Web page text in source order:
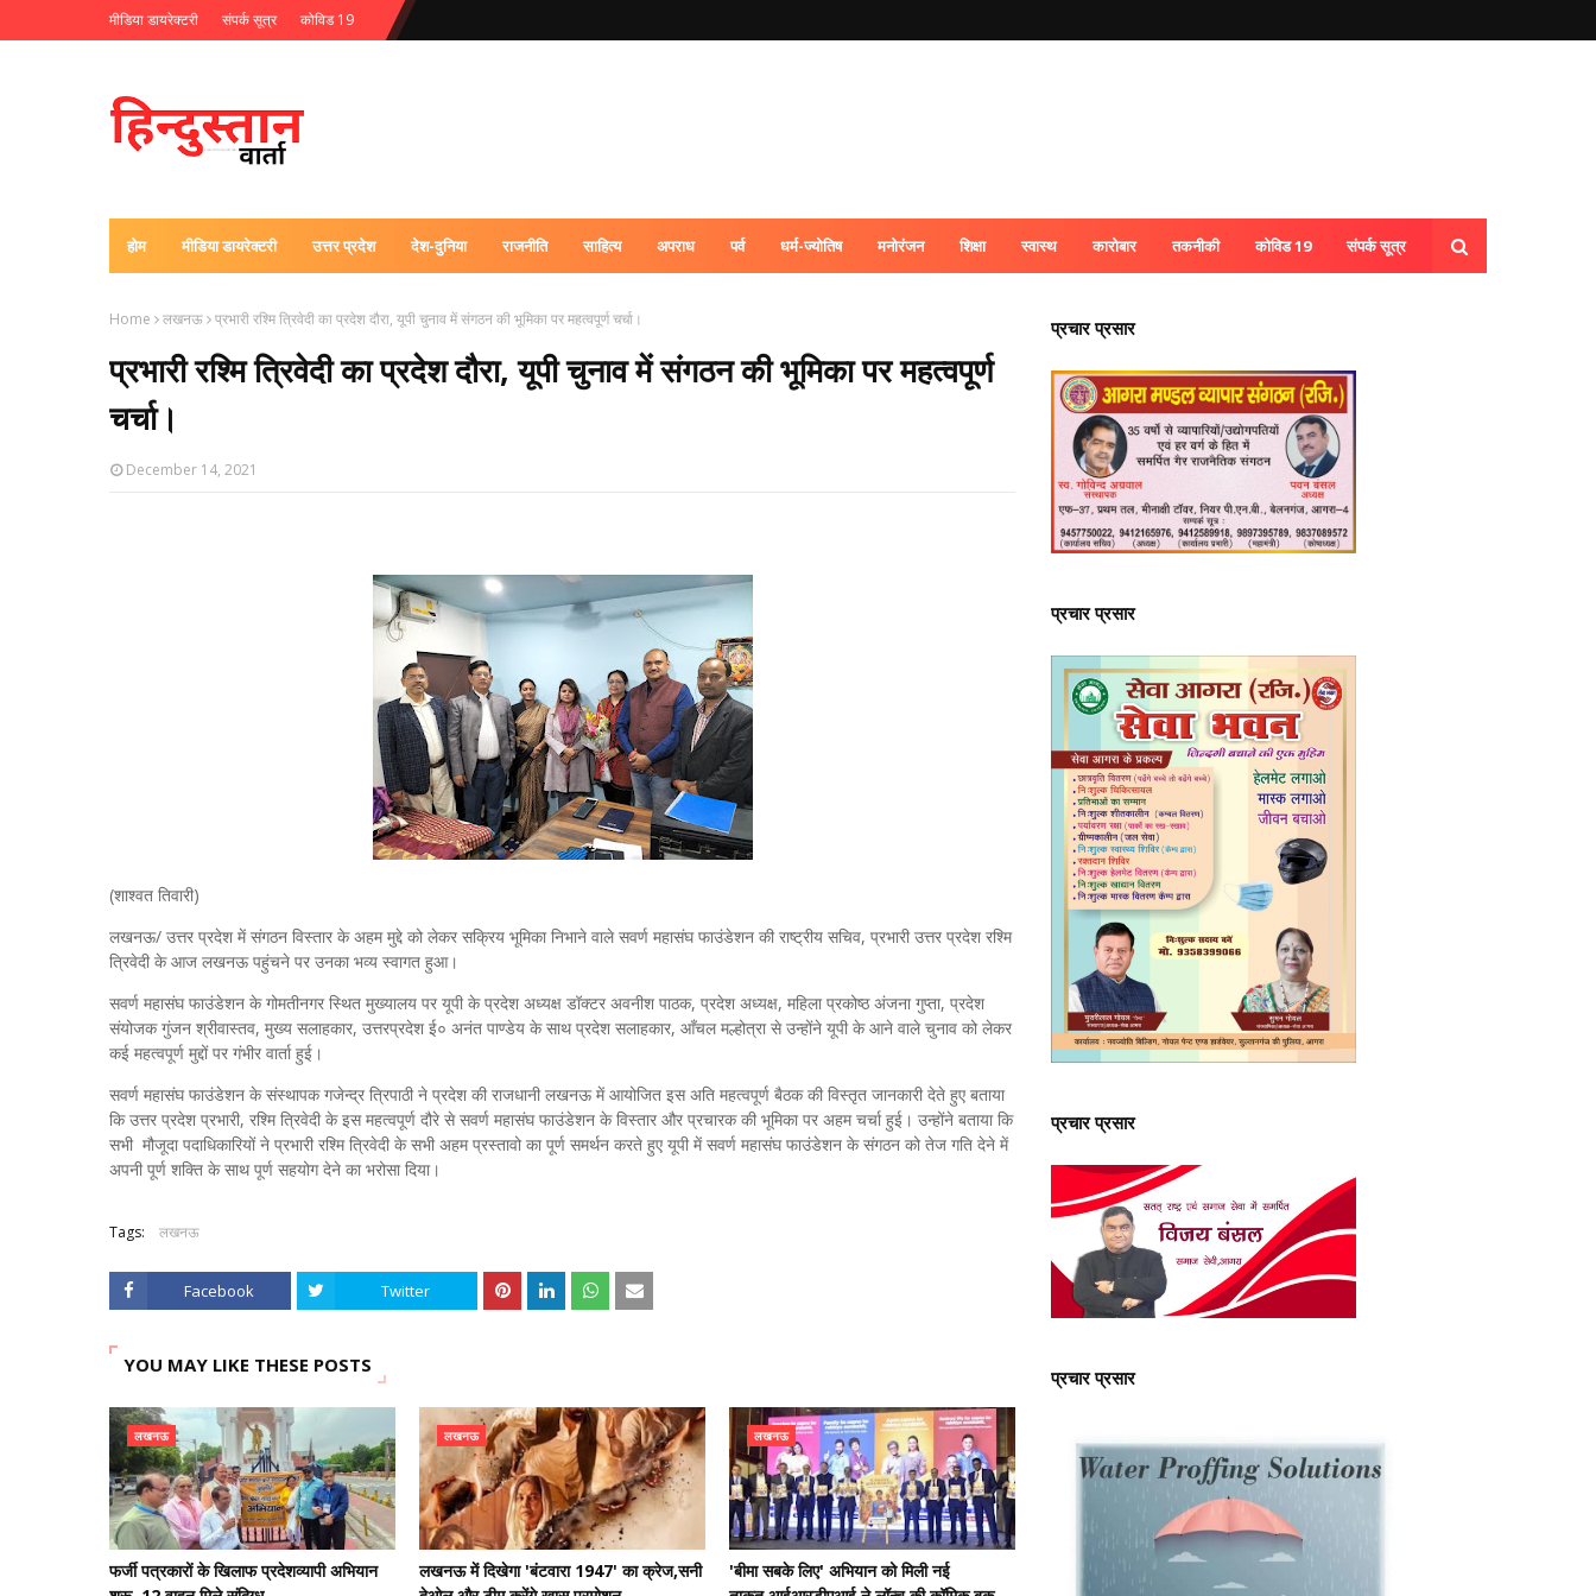
मीडिया डायरेक्टरी संपर्क सूत्र कोविड 19
होम मीडिया डायरेक्टरी उत्तर प्रदेश देश-दुनिया राजनीति साहित्य अपराध पर्व धर्म-ज्योतिष मनोरंजन शिक्षा स्वास्थ कारोबार तकनीकी कोविड 19 संपर्क सूत्र
Home लखनऊ प्रभारी रश्मि त्रिवेदी का प्रदेश दौरा, यूपी चुनाव में संगठन की भूमिका पर महत्वपूर्ण चर्चा।
प्रभारी रश्मि त्रिवेदी का प्रदेश दौरा, यूपी चुनाव में संगठन की भूमिका पर महत्वपूर्ण
चर्चा।
December 14, 2021
(शाश्वत तिवारी)
लखनऊ/ उत्तर प्रदेश में संगठन विस्तार के अहम मुद्दे को लेकर सक्रिय भूमिका निभाने वाले सवर्ण महासंघ फाउंडेशन की राष्ट्रीय सचिव, प्रभारी उत्तर प्रदेश रश्मि
त्रिवेदी के आज लखनऊ पहुंचने पर उनका भव्य स्वागत हुआ।
सवर्ण महासंघ फाउंडेशन के गोमतीनगर स्थित मुख्यालय पर यूपी के प्रदेश अध्यक्ष डॉक्टर अवनीश पाठक, प्रदेश अध्यक्ष, महिला प्रकोष्ठ अंजना गुप्ता, प्रदेश
संयोजक गुंजन श्रीवास्तव, मुख्य सलाहकार, उत्तरप्रदेश ई० अनंत पाण्डेय के साथ प्रदेश सलाहकार, आँचल मल्होत्रा से उन्होंने यूपी के आने वाले चुनाव को लेकर
कई महत्वपूर्ण मुद्दों पर गंभीर वार्ता हुई।
सवर्ण महासंघ फाउंडेशन के संस्थापक गजेन्द्र त्रिपाठी ने प्रदेश की राजधानी लखनऊ में आयोजित इस अति महत्वपूर्ण बैठक की विस्तृत जानकारी देते हुए बताया
कि उत्तर प्रदेश प्रभारी, रश्मि त्रिवेदी के इस महत्वपूर्ण दौरे से सवर्ण महासंघ फाउंडेशन के विस्तार और प्रचारक की भूमिका पर अहम चर्चा हुई। उन्होंने बताया कि
सभी मौजूदा पदाधिकारियों ने प्रभारी रश्मि त्रिवेदी के सभी अहम प्रस्तावो का पूर्ण समर्थन करते हुए यूपी में सवर्ण महासंघ फाउंडेशन के संगठन को तेज गति देने में
अपनी पूर्ण शक्ति के साथ पूर्ण सहयोग देने का भरोसा दिया।
Tags: लखनऊ
Facebook Twitter
YOU MAY LIKE THESE POSTS
लखनऊ
फर्जी पत्रकारों के खिलाफ प्रदेशव्यापी अभियान
लखनऊ
लखनऊ में दिखेगा 'बंटवारा 1947' का क्रेज,सनी
लखनऊ
'बीमा सबके लिए' अभियान को मिली नई
प्रचार प्रसार
प्रचार प्रसार
प्रचार प्रसार
प्रचार प्रसार